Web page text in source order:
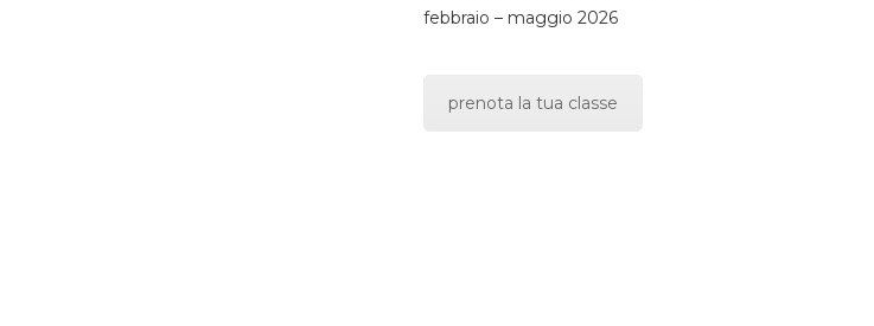
febbraio – maggio 2026
prenota la tua classe